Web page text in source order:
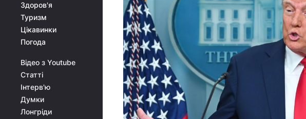
Здоров'я
Туризм
Цікавинки
Погода
Відео з Youtube
Статті
Інтерв'ю
Думки
Лонгріди